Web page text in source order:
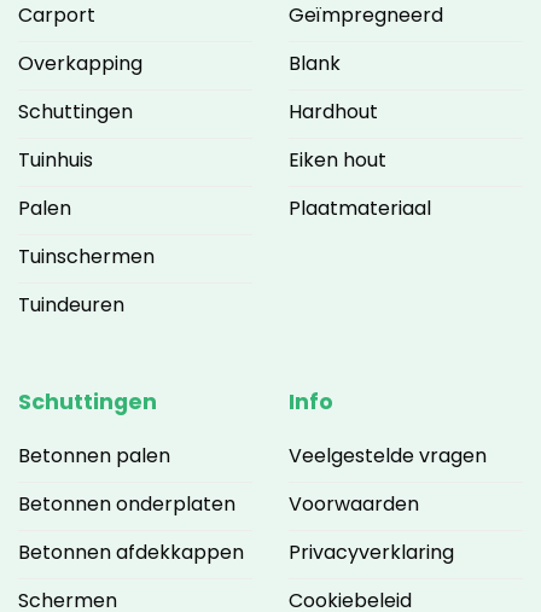
Carport
Overkapping
Schuttingen
Tuinhuis
Palen
Tuinschermen
Tuindeuren
Geïmpregneerd
Blank
Hardhout
Eiken hout
Plaatmateriaal
Schuttingen
Betonnen palen
Betonnen onderplaten
Betonnen afdekkappen
Schermen
Info
Veelgestelde vragen
Voorwaarden
Privacyverklaring
Cookiebeleid